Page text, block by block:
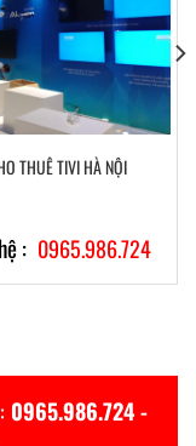
THUÊ TIVI HÀ NỘI
: 0965.986.724
0965.986.724 -